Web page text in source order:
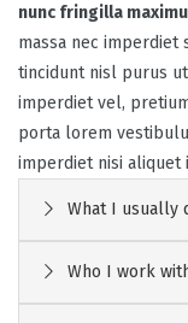
nunc fringilla
massa nec imperdiet
tincidunt nisl purus
imperdiet vel,
porta lorem
imperdiet nisi aliquet
What I usually
Who I work